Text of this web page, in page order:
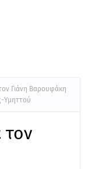
Γιάνη Βαρουφάκη
Υμηττού